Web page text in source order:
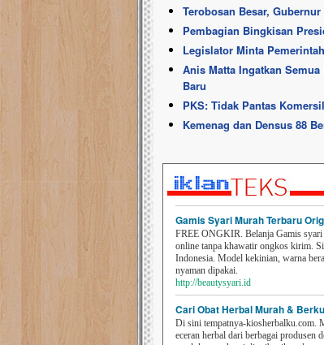
Terobosan Besar,
Pembagian Bingkisan
Legislator Minta
Anis Matta Ingatkan
Baru
PKS: Tidak Pantas
Kemenag dan Densus 88
Gamis Syari Murah Terbaru
FREE ONGKIR. Belanja Gamis syari
online tanpa khawatir ongkos kirim.
Indonesia. Model kekinian, warna
nyaman dipakai.
http://beautysyari.id
Cari Obat Herbal Murah &
Di sini tempatnya-kiosherbalku.com.
eceran herbal dari berbagai produsen